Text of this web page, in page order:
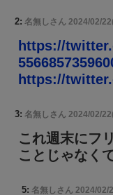
2: 名無しさん 2024/02/
https://
https://
3: 名無しさん 2024/02/
これ週末にフ
ことじゃなく
5: 名無しさん 2024/02/